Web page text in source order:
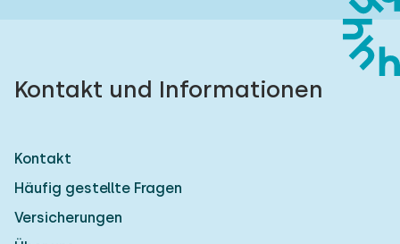
Kontakt und Informationen
Kontakt
Häufig gestellte Fragen
Versicherungen